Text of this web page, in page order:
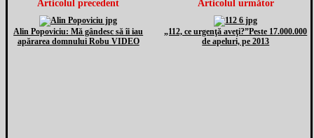
Articolul precedent
Alin Popoviciu: Mă gândesc să îi iau
apărarea domnului Robu VIDEO
Articolul următor
„112, ce urgenţă aveţi?”Peste 17.000.000
de apeluri, pe 2013